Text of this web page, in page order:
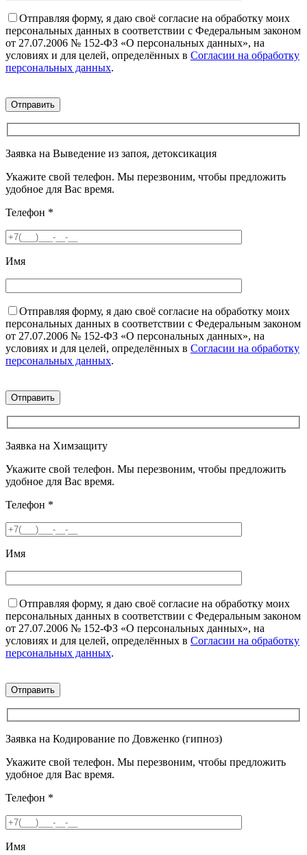
Отправляя форму, я даю своё согласие на обработку моих
персональных данных в соответствии с Федеральным законом
от 27.07.2006 № 152-ФЗ «О персональных данных», на
условиях и для целей, определённых в Согласии на обработку
персональных данных.
Заявка на Выведение из запоя, детоксикация
Укажите свой телефон. Мы перезвоним, чтобы предложить
удобное для Вас время.
Телефон *
Имя
Отправляя форму, я даю своё согласие на обработку моих
персональных данных в соответствии с Федеральным законом
от 27.07.2006 № 152-ФЗ «О персональных данных», на
условиях и для целей, определённых в Согласии на обработку
персональных данных.
Заявка на Химзащиту
Укажите свой телефон. Мы перезвоним, чтобы предложить
удобное для Вас время.
Телефон *
Имя
Отправляя форму, я даю своё согласие на обработку моих
персональных данных в соответствии с Федеральным законом
от 27.07.2006 № 152-ФЗ «О персональных данных», на
условиях и для целей, определённых в Согласии на обработку
персональных данных.
Заявка на Кодирование по Довженко (гипноз)
Укажите свой телефон. Мы перезвоним, чтобы предложить
удобное для Вас время.
Телефон *
Имя